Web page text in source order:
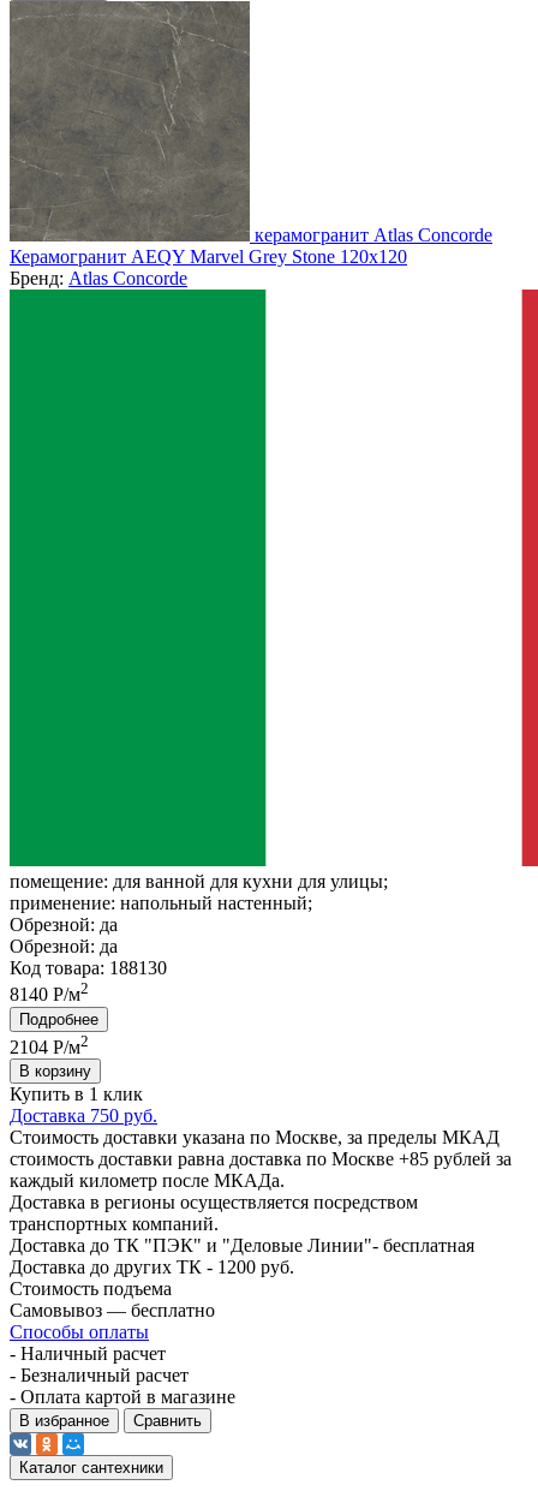
керамогранит Atlas Concorde
Керамогранит AEQY Marvel Grey Stone 120x120
Бренд: Atlas Concorde
помещение: для ванной для кухни для улицы;
применение: напольный настенный;
Обрезной: да
Обрезной: да
Код товара: 188130
8140 Р/м2
Подробнее
2104 Р/м2
В корзину
Купить в 1 клик
Доставка 750 руб.
Стоимость доставки указана по Москве, за пределы МКАД
стоимость доставки равна доставка по Москве +85 рублей за
каждый километр после МКАДа.
Доставка в регионы осуществляется посредством
транспортных компаний.
Доставка до ТК "ПЭК" и "Деловые Линии"- бесплатная
Доставка до других ТК - 1200 руб.
Стоимость подъема
Самовывоз — бесплатно
Способы оплаты
- Наличный расчет
- Безналичный расчет
- Оплата картой в магазине
В избранное Сравнить
Каталог сантехники